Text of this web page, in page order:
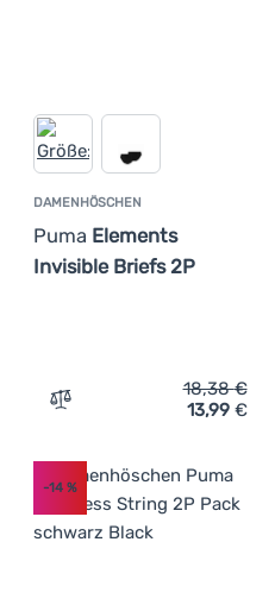
DAMENHÖSCHEN
Puma Elements
Invisible Briefs 2P
Zum Vergleich
18,38€
13,99 €
-14 %